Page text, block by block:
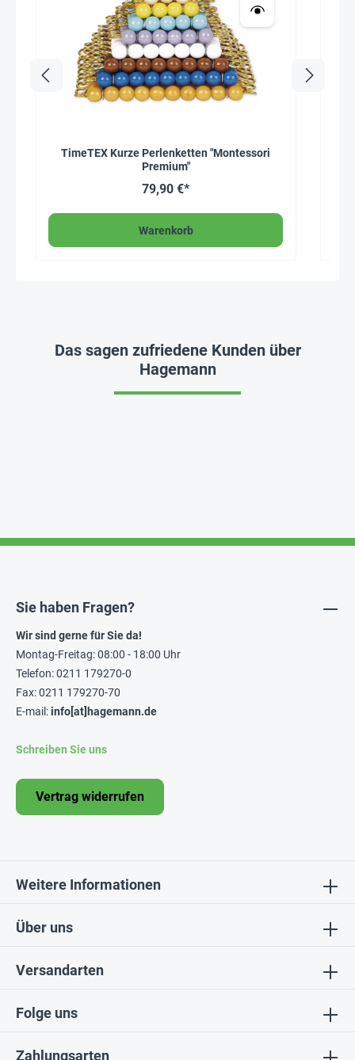
TimeTEX Kurze Perlenketten "Montessori
Premium"
79,90 €*
Warenkorb
Das sagen zufriedene Kunden über
Hagemann
Folge uns
Über uns
Sie haben Fragen?
Wir sind gerne für Sie da!
Montag-Freitag: 08:00 - 18:00 Uhr
Telefon: 0211 179270-0
Fax: 0211 179270-70
E-mail:info[at]hagemann.de
Schreiben Sie uns
Vertrag widerrufen
Weitere Informationen
Zahlungsarten
Versandarten